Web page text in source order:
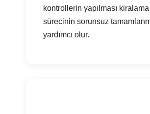
kontrollerin yapılması kiralama
sürecinin sorunsuz
yardımcı olur.